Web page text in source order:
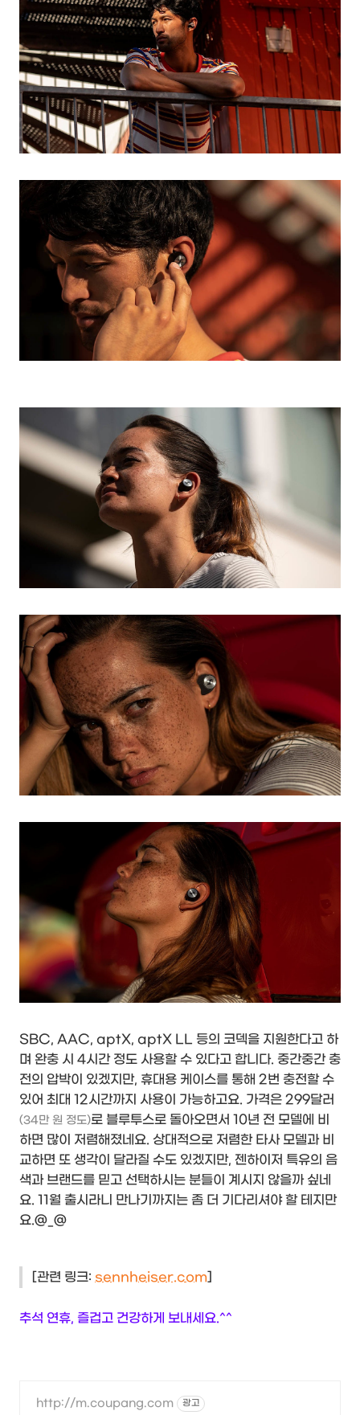
SBC, AAC, aptX, aptX LL 등의 코덱을 지원한다고 하
며 완충 시 4시간 정도 사용할 수 있다고 합니다. 중간중간 충
전의 압박이 있겠지만, 휴대용 케이스를 통해 2번 충전할 수
있어 최대 12시간까지 사용이 가능하고요. 가격은 299달러
(34만 원 정도)로 블루투스로 돌아오면서 10년 전 모델에 비
하면 많이 저렴해졌네요. 상대적으로 저렴한 타사 모델과 비
교하면 또 생각이 달라질 수도 있겠지만, 젠하이저 특유의 음
색과 브랜드를 믿고 선택하시는 분들이 계시지 않을까 싶네
요. 11월 출시라니 만나기까지는 좀 더 기다리셔야 할 테지만
요.@_@
[관련 링크: sennheiser.com]
추석 연휴, 즐겁고 건강하게 보내세요.^^
http://m.coupang.com 광고